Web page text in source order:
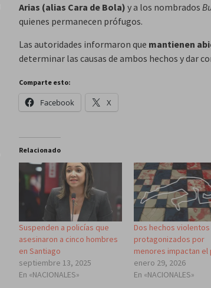
Arias (alias Cara de Bola) y a los nombrados
quienes permanecen prófugos.
Las autoridades informaron que mantienen
determinar las causas de ambos hechos y dar
Comparte esto:
Facebook X
Relacionado
Suspenden a policías que
asesinaron a cinco hombres
en Santiago
septiembre 13, 2025
En «NACIONALES»
Dos hechos violentos
protagonizados por
menores impactan el
enero 29, 2026
En «NACIONALES»